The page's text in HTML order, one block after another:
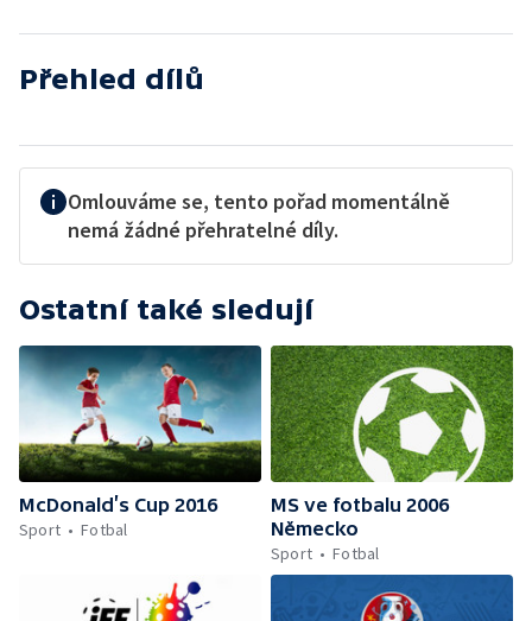
Přehled dílů
Omlouváme se, tento pořad momentálně
nemá žádné přehratelné díly.
Ostatní také sledují
McDonald’s Cup 2016
Sport
Fotbal
MS ve fotbalu 2006
Německo
Sport
Fotbal